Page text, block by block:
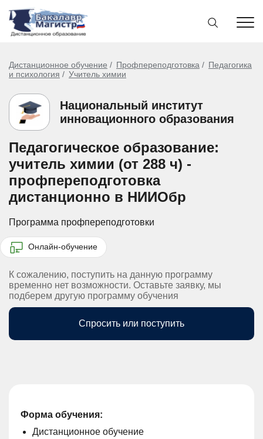
Дистанционное обучение Профпереподготовка
Педагогика
и психология
Учитель химии
Национальный институт
инновационного образования
Педагогическое образование:
учитель химии (от 288 ч) -
профпереподготовка
дистанционно в НИИОбр
Программа профпереподготовки
Онлайн-обучение
К сожалению, поступить на данную программу
временно нет возможности. Оставьте заявку, мы
подберем другую программу обучения
Спросить или поступить
Форма обучения:
Дистанционное обучение